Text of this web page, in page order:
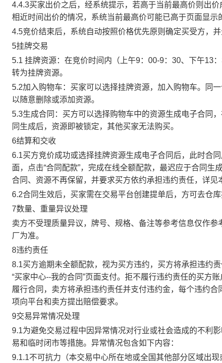
4.4.3买家出价之后，经系统提示，若高于当前最高价则出
相近时间出价的情况，系统当前最高价可能已高于页面显示
4.5竞价结束后，系统自动按照价格优先原则确定买受方，
5挂牌交易
5.1 挂牌资源：在竞价时间内（上午9：00-9：30、下午13
转为挂牌资源。
5.2加入购物车：买家可以选择挂牌资源，加入购物车。同
以随意删除或添加资源。
5.3生成合同：买方可以选择购物车中的资源生成电子合同
同生成后，资源即被锁定，其他买家无法购买。
6结算和交收
6.1买方竞价成功或选择挂牌资源生成电子合同后，此时合
面，点击“合同配款”，完成在线全额配款，最迟应于合同
合同、资源不再保留，并要求买方依约承担违约责任，详见
6.2合同生效后，买家需在交易平台创建提单后，方可去仓
7数量、重量异议处理
卖方不受理质量异议，牌号、规格、备注等参考信息仅作
厂为准。
8违约责任
8.1买方逾期未全额配款，视为买方违约，买方将承担违约
“买家中心--我的合同”页面支付。拒不履行违约责任的买方
履行合同，卖方将承担违约责任并支付违约金，每个违约
项向平台和卖方提出赔偿要求。
9交易异常情况处理
9.1为避免交易过程中因异常情况对行业或社会造成的不利
易和临时闭市等措施。异常情况包含如下内容：
9.1.1不可抗力（本交易中心所在地或全国其他部分区域出